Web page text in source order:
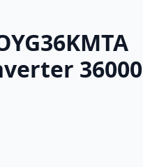
36000